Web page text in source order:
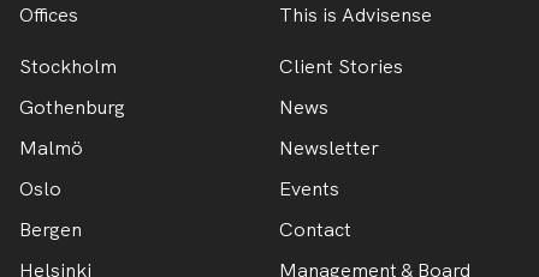
Offices
Stockholm
Gothenburg
Malmö
Oslo
Bergen
Helsinki
This is Advisense
Client Stories
News
Newsletter
Events
Contact
Management & Board